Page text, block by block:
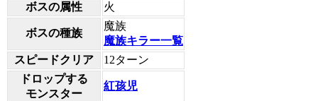
ボスの属性
火
ボスの種族
魔族
魔族キラー一覧
スピードクリア
12ターン
ドロップする
モンスター
紅孩児